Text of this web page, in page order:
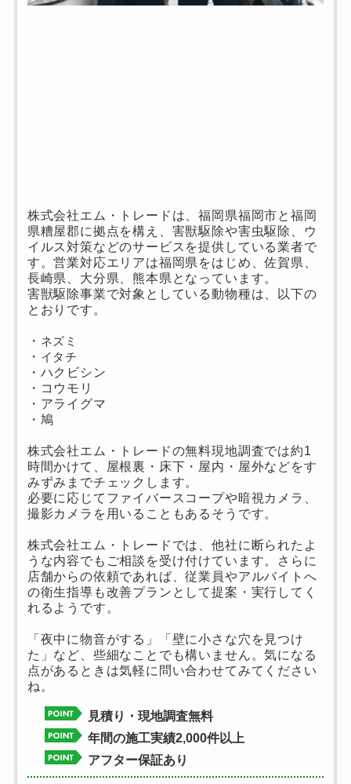
株式会社エム・トレードは、福岡県福岡市と福岡
県糟屋郡に拠点を構え、害獣駆除や害虫駆除、ウ
イルス対策などのサービスを提供している業者で
す。営業対応エリアは福岡県をはじめ、佐賀県、
長崎県、大分県、熊本県となっています。
害獣駆除事業で対象としている動物種は、以下の
とおりです。
・ ネズミ
・ イタチ
・ハクビシン
・コウモリ
・アライグマ
・鳩
株式会社エム・トレードの無料現地調査では約1
時間かけて、屋根裏・床下・屋内・屋外などをす
みずみまでチェックします。
必要に応じてファイバースコープや暗視カメラ、
撮影カメラを用いることもあるそうです。
株式会社エム・トレードでは、他社に断られたよ
うな内容でもご相談を受け付けています。さらに
店舗からの依頼であれば、従業員やアルバイトへ
の衛生指導も改善プランとして提案・実行してく
れるようです。
「夜中に物音がする」「壁に小さな穴を見つけ
た」など、些細なことでも構いません。気になる
点があるときは気軽に問い合わせてみてください
ね。
見積り・現地調査無料
年間の施工実績2,000件以上
アフター保証あり